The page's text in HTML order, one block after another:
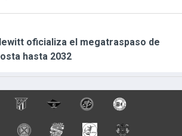
oficializa el megatraspaso de
hasta 2032